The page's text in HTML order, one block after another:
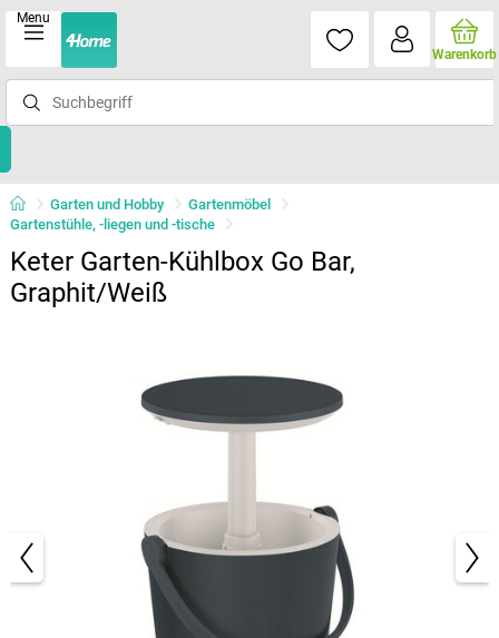
Menu
Warenkorb
Garten und Hobby
Gartenmöbel
Gartenstühle, -liegen und -tische
Keter Garten-Kühlbox Go Bar,
Graphit/Weiß